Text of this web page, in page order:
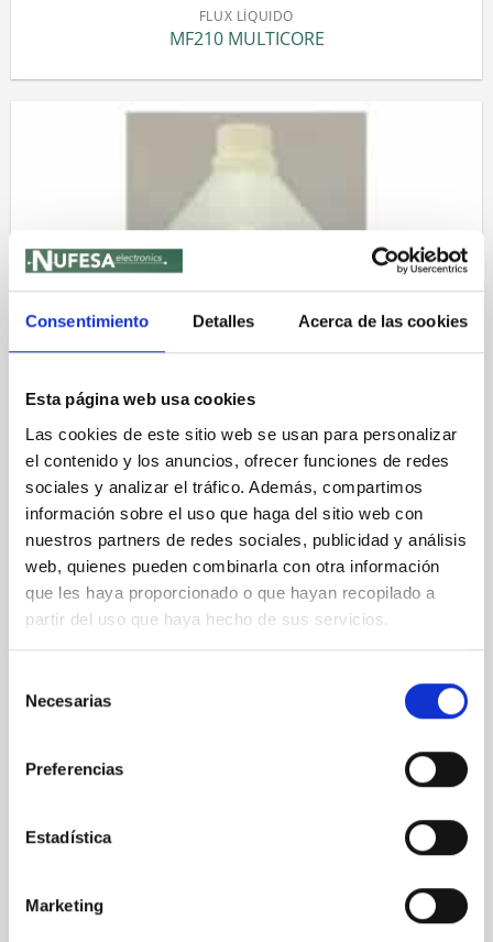
Consentimiento Detalles Acerca de las cookies
Esta página web usa cookies
Las cookies de este sitio web se usan para personalizar
el contenido y los anuncios, ofrecer funciones de redes
sociales y analizar el tráfico. Además, compartimos
información sobre el uso que haga del sitio web con
nuestros partners de redes sociales, publicidad y análisis
web, quienes pueden combinarla con otra información
que les haya proporcionado o que hayan recopilado a
partir del uso que haya hecho de sus servicios.
Necesarias
Preferencias
Estadística
Marketing
FLUX LÍQUIDO
MF210 MULTICORE
FLUX LÍQUIDO
MF220 MULTICORE